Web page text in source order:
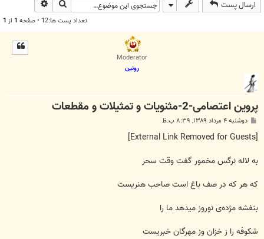
ارسال پست جستجو
تعداد پست ها:12 • صفحه 1 از 1
Moderator
رونین
پروین اعتصامی-2-مثنویات و تمثیلات و مقطعات
ت
دوشنبه ۴ مرداد ۱۳۸۹, ۸:۳۹ ب.ظ
[External Link Removed for Guests]
به لاله نرگس مخمور گفت وقت سحر
که هر که در صف باغ است صاحب هنریست
بنفشه مژده‌ی نوروز میدهد ما را
شکوفه را ز خزان وز مهرگان خبریست